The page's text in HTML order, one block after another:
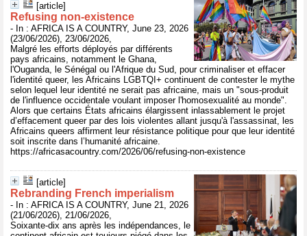
[article]
Refusing non-existence
- In : AFRICA IS A COUNTRY, June 23, 2026
(23/06/2026), 23/06/2026,
Malgré les efforts déployés par différents
pays africains, notamment le Ghana,
l'Ouganda, le Sénégal ou l'Afrique du Sud, pour criminaliser et effacer
l'identité queer, les Africains LGBTQI+ continuent de contester le mythe
selon lequel leur identité ne serait pas africaine, mais un "sous-produit
de l'influence occidentale voulant imposer l'homosexualité au monde".
Alors que certains États africains élargissent inlassablement le projet
d’effacement queer par des lois violentes allant jusqu'à l'assassinat, les
Africains queers affirment leur résistance politique pour que leur identité
soit inscrite dans l’humanité africaine.
https://africasacountry.com/2026/06/refusing-non-existence
[article]
Rebranding French imperialism
- In : AFRICA IS A COUNTRY, June 21, 2026
(21/06/2026), 21/06/2026,
Soixante-dix ans après les indépendances, le